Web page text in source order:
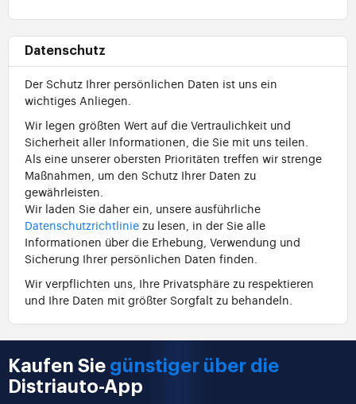
Datenschutz
Der Schutz Ihrer persönlichen Daten ist uns ein
wichtiges Anliegen.
Wir legen größten Wert auf die Vertraulichkeit und
Sicherheit aller Informationen, die Sie mit uns teilen.
Als eine unserer obersten Prioritäten treffen wir strenge
Maßnahmen, um den Schutz Ihrer Daten zu
gewährleisten.
Wir laden Sie daher ein, unsere ausführliche
Datenschutzrichtlinie zu lesen, in der Sie alle
Informationen über die Erhebung, Verwendung und
Sicherung Ihrer persönlichen Daten finden.
Wir verpflichten uns, Ihre Privatsphäre zu respektieren
und Ihre Daten mit größter Sorgfalt zu behandeln.
Kaufen Sie günstiger über die
Distriauto-App